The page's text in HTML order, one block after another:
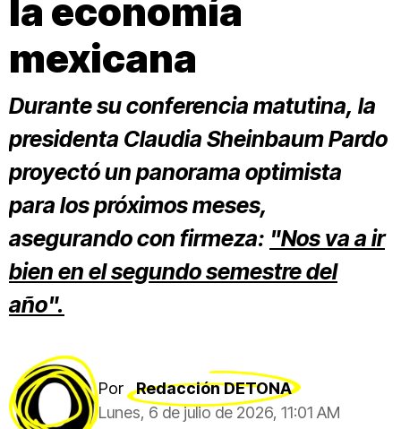
la economía
mexicana
Durante su conferencia matutina, la
presidenta Claudia Sheinbaum Pardo
proyectó un panorama optimista
para los próximos meses,
asegurando con firmeza: "Nos va a ir
bien en el segundo semestre del
año".
Por
Redacción DETONA
Lunes, 6 de julio de 2026, 11:01 AM